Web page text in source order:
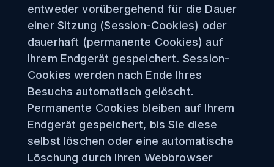
entweder vorübergehend für die Dauer
einer Sitzung (Session-Cookies) oder
dauerhaft (permanente Cookies) auf
Ihrem Endgerät gespeichert. Session-
Cookies werden nach Ende Ihres
Besuchs automatisch gelöscht.
Permanente Cookies bleiben auf Ihrem
Endgerät gespeichert, bis Sie diese
selbst löschen oder eine automatische
Löschung durch Ihren Webbrowser